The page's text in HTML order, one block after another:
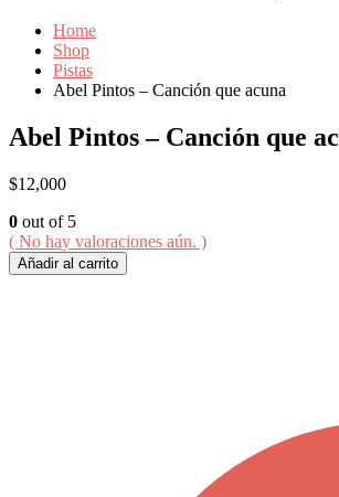
Home
Shop
Pistas
Abel Pintos – Canción que acuna
Abel Pintos – Canción que
$12,000
0 out of 5
( No hay valoraciones aún. )
Añadir al carrito